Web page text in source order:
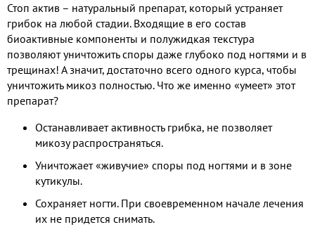
Стоп актив – натуральный препарат, который устраняет
грибок на любой стадии. Входящие в его состав
биоактивные компоненты и полужидкая текстура
позволяют уничтожить споры даже глубоко под ногтями и в
трещинах! А значит, достаточно всего одного курса, чтобы
уничтожить микоз полностью. Что же именно «умеет» этот
препарат?
Останавливает активность грибка, не позволяет
микозу распространяться.
Уничтожает «живучие» споры под ногтями и в зоне
кутикулы.
Сохраняет ногти. При своевременном начале лечения
их не придется снимать.